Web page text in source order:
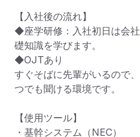
【入社後の流れ】
◆座学研修：入社初日は会
礎知識を学びます。
◆OJTあり
すぐそばに先輩がいるので
つでも聞ける環境です。
【使用ツール】
・基幹システム（NEC）